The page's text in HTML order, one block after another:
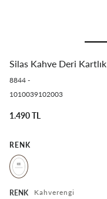
Silas Kahve Deri Kartlık
8844 -
1010039102003
1.490 TL
RENK
RENK Kahverengi